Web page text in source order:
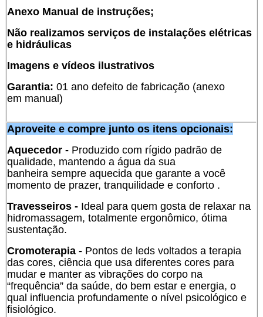
Anexo Manual de instruções;
Não realizamos serviços de instalações elétricas
e hidráulicas
Imagens e vídeos ilustrativos
Garantia: 01 ano defeito de fabricação (anexo
em manual)
Aproveite e compre junto os itens opcionais:
Aquecedor - Produzido com rígido padrão de
qualidade, mantendo a água da sua
banheira sempre aquecida que garante a você
momento de prazer, tranquilidade e conforto .
Travesseiros -Ideal para quem gosta de relaxar na
hidromassagem, totalmente ergonômico, ótima
sustentação.
Cromoterapia -Pontos de leds voltados a terapia
das cores, ciência que usa diferentes cores para
mudar e manter as vibrações do corpo na
“frequência” da saúde, do bem estar e energia, o
qual influencia profundamente o nível psicológico e
fisiológico.